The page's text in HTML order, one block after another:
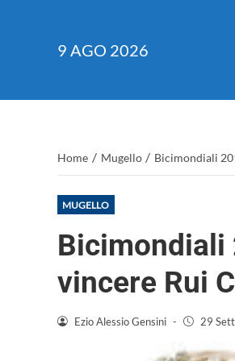
9 AGO 2026
Home / Mugello / Bicimondiali
MUGELLO
Bicimondiali
vincere Rui
Ezio Alessio Gensini - 29